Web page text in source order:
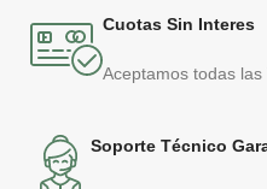
potente del mercado.Plancha
Bifera Electrica Industrial
Teflonada // Armado exterior en
acero inox Cal. 304 // Plancha
vainillas // Con tratamiento de
teflonado antiadherente (PTFE)
(No es necesario agregar aceite)
Cuotas Sin Interes
Aceptamos todas las
Soporte Técnico